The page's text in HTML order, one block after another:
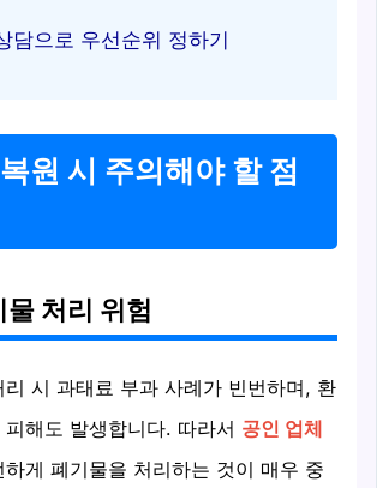
담으로 우선순위 정하기
원 시 주의해야 할 점
처리 위험
리 시 과태료 부과 사례가 빈번하며, 환
해도 발생합니다. 따라서 공인 업체
게 폐기물을 처리하는 것이 매우 중